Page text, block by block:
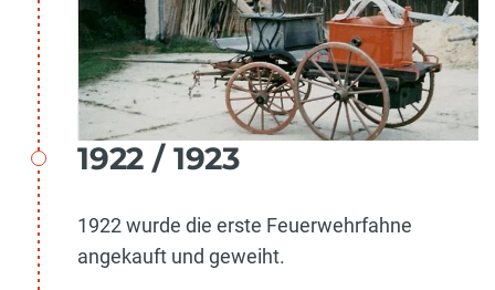
1922 / 1923
1922 wurde die erste Feuerwehrfahne
angekauft und geweiht.